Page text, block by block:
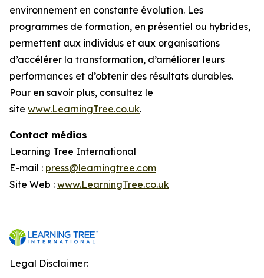
environnement en constante évolution. Les
programmes de formation, en présentiel ou hybrides,
permettent aux individus et aux organisations
d’accélérer la transformation, d’améliorer leurs
performances et d’obtenir des résultats durables.
Pour en savoir plus, consultez le
site www.LearningTree.co.uk.
Contact médias
Learning Tree International
E-mail : press@learningtree.com
Site Web : www.LearningTree.co.uk
Legal Disclaimer: